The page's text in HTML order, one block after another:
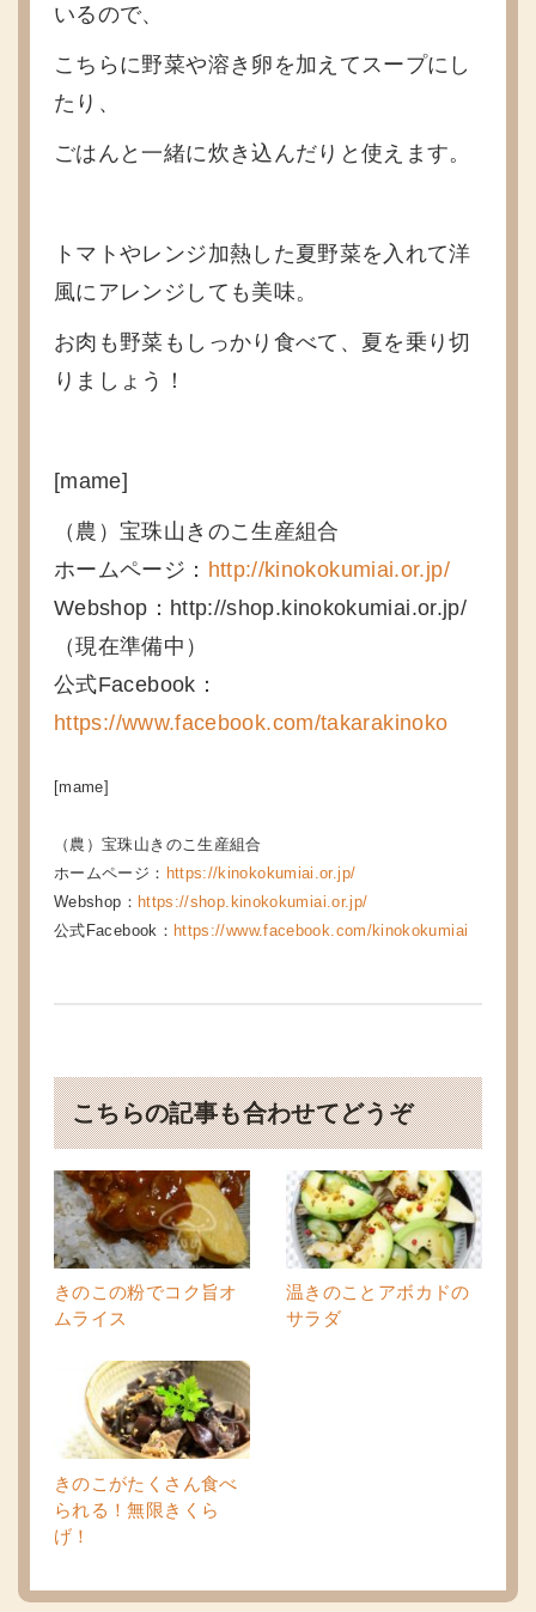
いるので、
こちらに野菜や溶き卵を加えてスープにし
たり、
ごはんと一緒に炊き込んだりと使えます。
トマトやレンジ加熱した夏野菜を入れて洋
風にアレンジしても美味。
お肉も野菜もしっかり食べて、夏を乗り切
りましょう！
[mame]
（農）宝珠山きのこ生産組合
ホームページ： http://kinokokumiai.or.jp/
Webshop：http://shop.kinokokumiai.or.jp/
（現在準備中）
公式Facebook：
https://www.facebook.com/takarakinoko
[mame]
（農）宝珠山きのこ生産組合
ホームページ： https://kinokokumiai.or.jp/
Webshop： https://shop.kinokokumiai.or.jp/
公式Facebook： https://www.facebook.com/kinokokumiai
こちらの記事も合わせてどうぞ
きのこの粉でコク旨オ
ムライス
温きのことアボカドの
サラダ
きのこがたくさん食べ
られる！無限きくら
げ！